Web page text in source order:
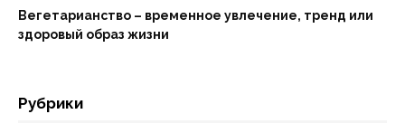
Вегетарианство – временное увлечение, тренд или
здоровый образ жизни
Рубрики